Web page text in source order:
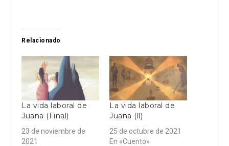
Relacionado
La vida laboral de
Juana (Final)
23 de noviembre de
2021
La vida laboral de
Juana (ll)
25 de octubre de 2021
En «Cuento»